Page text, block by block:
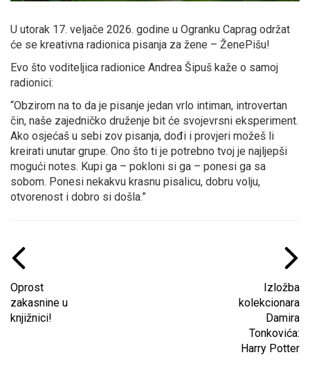
U utorak 17. veljače 2026. godine u Ogranku Caprag održat
će se kreativna radionica pisanja za žene – ŽenePišu!
Evo što voditeljica radionice Andrea Šipuš kaže o samoj
radionici:
“Obzirom na to da je pisanje jedan vrlo intiman, introvertan
čin, naše zajedničko druženje bit će svojevrsni eksperiment.
Ako osjećaš u sebi zov pisanja, dođi i provjeri možeš li
kreirati unutar grupe. Ono što ti je potrebno tvoj je najljepši
mogući notes. Kupi ga – pokloni si ga – ponesi ga sa
sobom. Ponesi nekakvu krasnu pisalicu, dobru volju,
otvorenost i dobro si došla.”
Oprost
zakasnine u
knjižnici!
Izložba
kolekcionara
Damira
Tonkovića:
Harry Potter